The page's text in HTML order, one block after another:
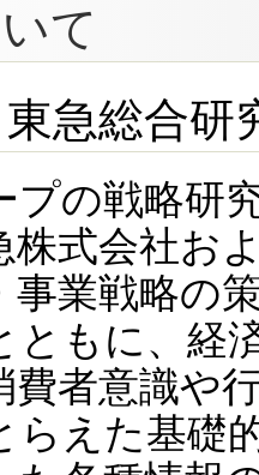
て
急総合研
プの戦略研
株式会社お
事業戦略の
ともに、経
費者意識や
らえた基礎